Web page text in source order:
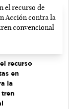
recurso
en
la
tren